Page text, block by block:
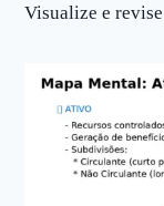
Visualize e